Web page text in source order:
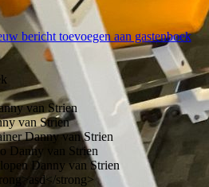
bericht toevoegen aan gastenboek
van Strien
van Strien
Danny van Strien
Danny van Strien
Danny van Strien
strong>